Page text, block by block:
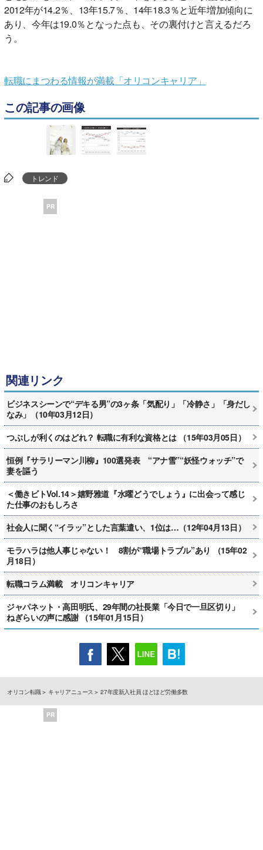
2012年が14.2％、13年15.7％、14年18.3％と近年増加傾向に
あり、今年は19.0％となった点も、その裏付けと言えるだろ
う。
転職にまつわる情報が満載「オリコンキャリア」
この記事の画像
トレンド
PR
関連リンク
ビジネスシーンで“デキる男”の3ヶ条「気配り」「冷静さ」「身だし
なみ」（10年03月12日）
つぶしが利くのはどれ？ 転職に有利な資格とは （15年03月05日）
恒例『サラリーマン川柳』100選発表 “アナ雪”“妖怪ウォッチ”で
妻を謳う
＜働きビトVol.14＞嬉野雅道『水曜どうでしょう』に出会って感じ
た仕事のおもしろさ
社会人に聞く“イラッ”とした言葉遣い、1位は…（12年04月13日）
モラハラは他人事じゃない！ 8割が“職場トラブル”あり （15年02
月18日）
転職コラム満載 オリコンキャリア
ジャパネット・高田明氏、29年間の社長業「今日で一旦区切り」
ねぎらいの声に感謝 （15年01月15日）
オリコン転職 キャリアニュース 27年度新入社員 ほどほど労働多数
PR